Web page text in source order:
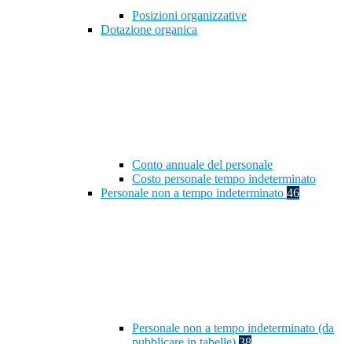
Posizioni organizzative
Dotazione organica
Conto annuale del personale
Costo personale tempo indeterminato
Personale non a tempo indeterminato 46
Personale non a tempo indeterminato (da